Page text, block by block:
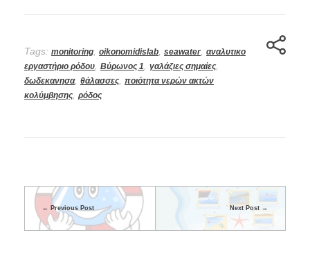
Tags: monitoring oikonomidislab seawater, αναλυτικο
εργαστήριο ρόδου Βύρωνος 1 γαλάζιες σημαίες
δωδεκανησα, θάλασσες ποιότητα νερών ακτών
κολύμβησης ρόδος
Previous Post Next Post